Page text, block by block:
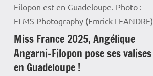
Reportage
Société
Filopon est en Guadeloupe. Photo :
ELMS Photography (Emrick LEANDRE)
Miss France 2025, Angélique
Angarni-Filopon pose ses valises
en Guadeloupe !